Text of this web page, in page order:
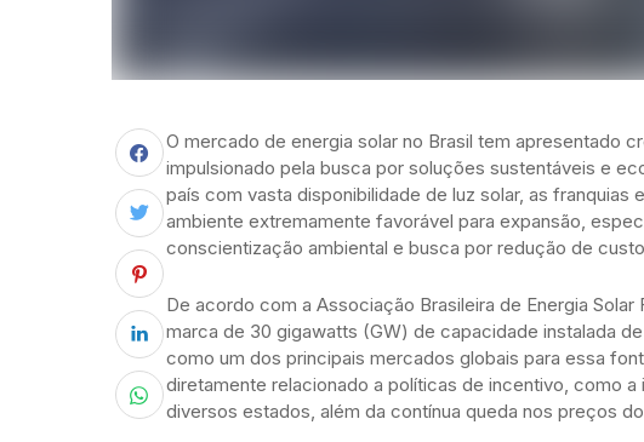
O mercado de energia solar no Brasil tem apresentado
impulsionado pela busca por soluções sustentáveis e
país com vasta disponibilidade de luz solar, as
ambiente extremamente favorável para expansão,
conscientização ambiental e busca por redução de
De acordo com a Associação Brasileira de Energia
marca de 30 gigawatts (GW) de capacidade instalada
como um dos principais mercados globais para essa
diretamente relacionado a políticas de incentivo, como
diversos estados, além da contínua queda nos preços